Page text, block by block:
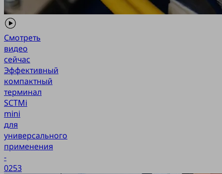
Смотреть
видео
сейчас
Эффективный
компактный
терминал
SCTMi
mini
для
универсального
применения
-
0253